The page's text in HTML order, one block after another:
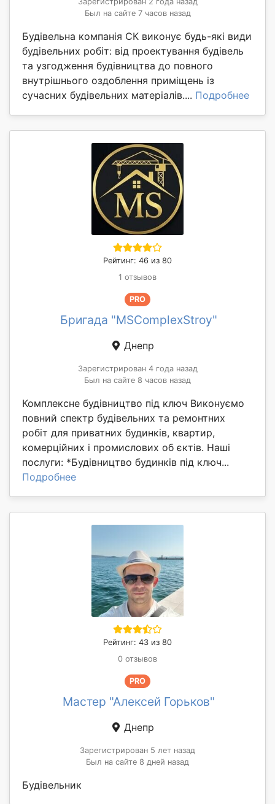
Был на сайте 7 часов назад
Будівельна компанія СК виконує будь-які види
будівельних робіт: від проектування будівель
та узгодження будівництва до повного
внутрішнього оздоблення приміщень із
сучасних будівельних матеріалів.... Подробнее
Рейтинг: 46 из 80
1 отзывов
PRO
Бригада "MSComplexStroy"
Днепр
Зарегистрирован 4 года назад
Был на сайте 8 часов назад
Комплексне будівництво під ключ Виконуємо
повний спектр будівельних та ремонтних
робіт для приватних будинків, квартир,
комерційних і промислових об єктів. Наші
послуги: *Будівництво будинків під ключ...
Подробнее
Рейтинг: 43 из 80
0 отзывов
PRO
Мастер "Алексей Горьков"
Днепр
Зарегистрирован 5 лет назад
Был на сайте 8 дней назад
Будівельник